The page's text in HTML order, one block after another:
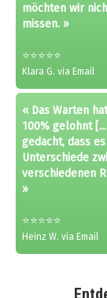
möchten wir
missen. »
⭐⭐⭐⭐⭐
Klara G. via Email
« Das Warten
100% gelohnt
gedacht, dass
Unterschiede
verschiedenen
»
⭐⭐⭐⭐⭐
Heinz W. via Email